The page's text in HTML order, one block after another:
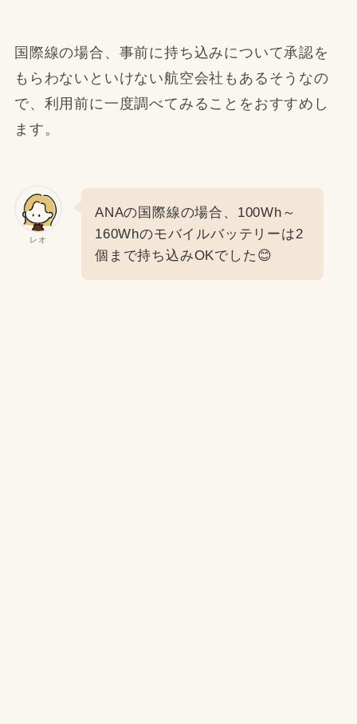
国際線の場合、事前に持ち込みについて承認を
もらわないといけない航空会社もあるそうなの
で、利用前に一度調べてみることをおすすめし
ます。
レオ
ANAの国際線の場合、100Wh～
160Whのモバイルバッテリーは2
個まで持ち込みOKでした😊